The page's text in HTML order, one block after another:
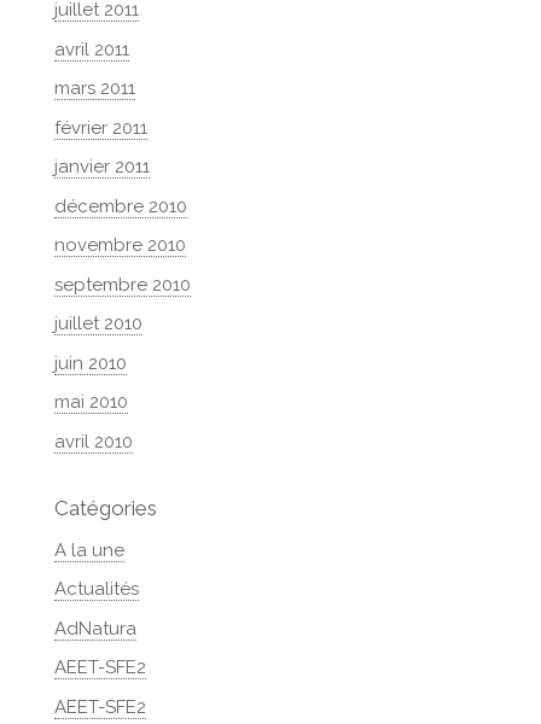
juillet 2011
avril 2011
mars 2011
février 2011
janvier 2011
décembre 2010
novembre 2010
septembre 2010
juillet 2010
juin 2010
mai 2010
avril 2010
Catégories
A la une
Actualités
AdNatura
AEET-SFE2
AEET-SFE2